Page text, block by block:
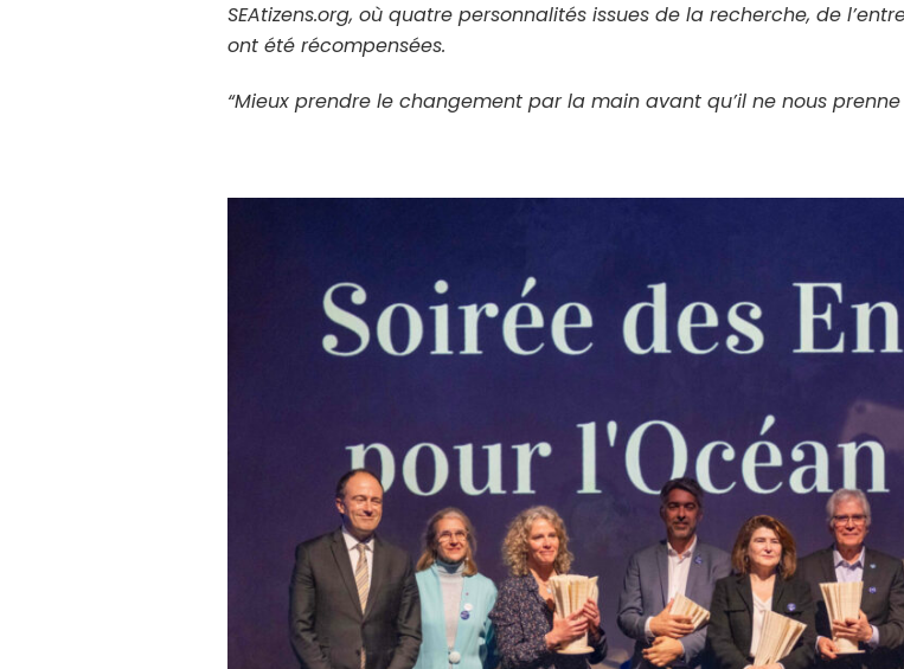
SEAtizens.org, où quatre personnalités issues de la recherche, de
ont été récompensées.
“Mieux prendre le changement par la main avant qu’il ne nous